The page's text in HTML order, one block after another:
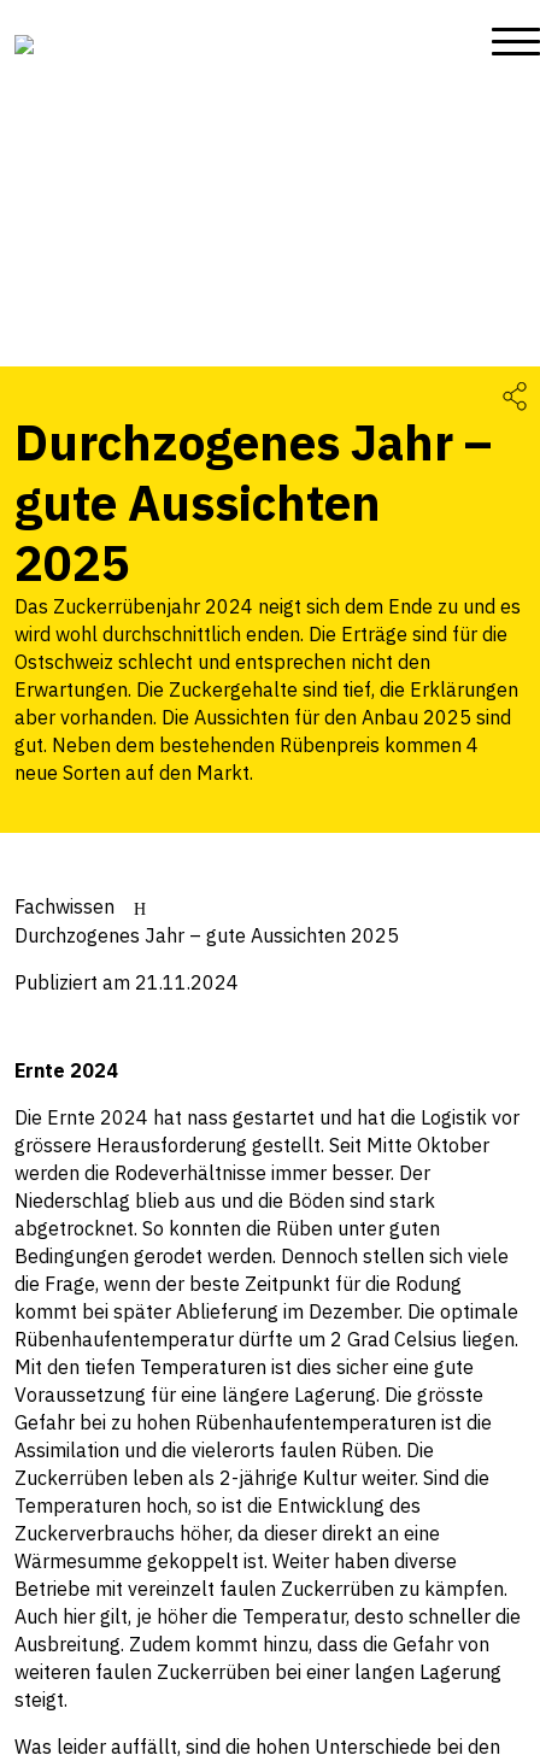
Durchzogenes Jahr –
gute Aussichten
2025
Das Zuckerrübenjahr 2024 neigt sich dem Ende zu und es
wird wohl durchschnittlich enden. Die Erträge sind für die
Ostschweiz schlecht und entsprechen nicht den
Erwartungen. Die Zuckergehalte sind tief, die Erklärungen
aber vorhanden. Die Aussichten für den Anbau 2025 sind
gut. Neben dem bestehenden Rübenpreis kommen 4
neue Sorten auf den Markt.
Fachwissen
Durchzogenes Jahr – gute Aussichten 2025
Publiziert am 21.11.2024
Ernte 2024
Die Ernte 2024 hat nass gestartet und hat die Logistik vor
grössere Herausforderung gestellt. Seit Mitte Oktober
werden die Rodeverhältnisse immer besser. Der
Niederschlag blieb aus und die Böden sind stark
abgetrocknet. So konnten die Rüben unter guten
Bedingungen gerodet werden. Dennoch stellen sich viele
die Frage, wenn der beste Zeitpunkt für die Rodung
kommt bei später Ablieferung im Dezember. Die optimale
Rübenhaufentemperatur dürfte um 2 Grad Celsius liegen.
Mit den tiefen Temperaturen ist dies sicher eine gute
Voraussetzung für eine längere Lagerung. Die grösste
Gefahr bei zu hohen Rübenhaufentemperaturen ist die
Assimilation und die vielerorts faulen Rüben. Die
Zuckerrüben leben als 2-jährige Kultur weiter. Sind die
Temperaturen hoch, so ist die Entwicklung des
Zuckerverbrauchs höher, da dieser direkt an eine
Wärmesumme gekoppelt ist. Weiter haben diverse
Betriebe mit vereinzelt faulen Zuckerrüben zu kämpfen.
Auch hier gilt, je höher die Temperatur, desto schneller die
Ausbreitung. Zudem kommt hinzu, dass die Gefahr von
weiteren faulen Zuckerrüben bei einer langen Lagerung
steigt.
Was leider auffällt, sind die hohen Unterschiede bei den